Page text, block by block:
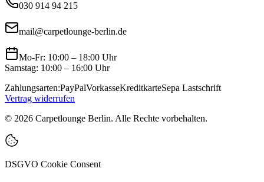
030 914 94 215
mail@carpetlounge-berlin.de
Mo-Fr: 10:00 – 18:00 Uhr
Samstag: 10:00 – 16:00 Uhr
Zahlungsarten:PayPalVorkasseKreditkarteSepa Lastschrift
Vertrag widerrufen
© 2026 Carpetlounge Berlin. Alle Rechte vorbehalten.
DSGVO Cookie Consent